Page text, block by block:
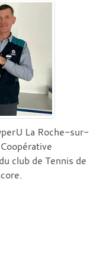
La Roche-sur-
club de Tennis de